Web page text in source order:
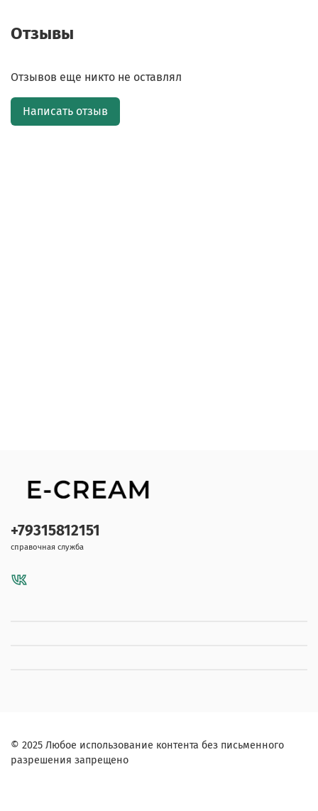
Отзывы
Отзывов еще никто не оставлял
Написать отзыв
+79315812151
справочная служба
© 2025 Любое использование контента без письменного
разрешения запрещено